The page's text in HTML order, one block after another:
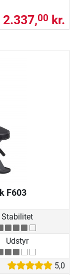
2.337,00 kr.
F603
Stabilitet
Udstyr
5,0